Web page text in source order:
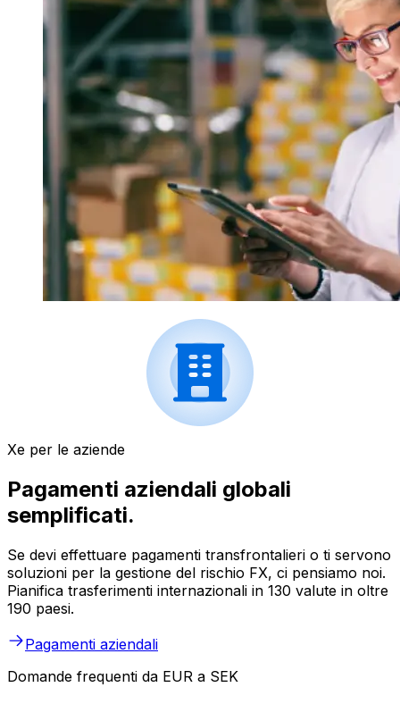
Xe per le aziende
Pagamenti aziendali globali
semplificati.
Se devi effettuare pagamenti transfrontalieri o ti servono
soluzioni per la gestione del rischio FX, ci pensiamo noi.
Pianifica trasferimenti internazionali in 130 valute in oltre
190 paesi.
Pagamenti aziendali
Domande frequenti da EUR a SEK